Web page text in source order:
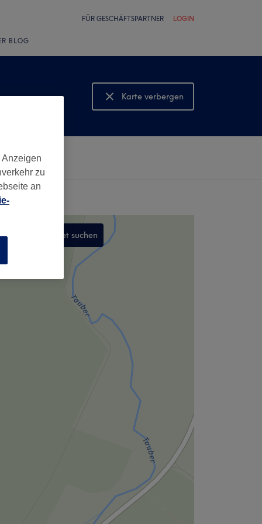
FÜR GESCHÄFTSPARTNER LOGIN
BLOG
Karte verbergen
Karte anzeigen
In diesem Gebiet suchen
zu
an